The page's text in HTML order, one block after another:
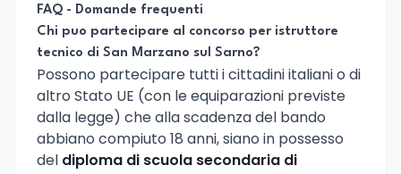
FAQ - Domande frequenti
Chi puo partecipare al concorso per istruttore
tecnico di San Marzano sul Sarno?
Possono partecipare tutti i cittadini italiani o di
altro Stato UE (con le equiparazioni previste
dalla legge) che alla scadenza del bando
abbiano compiuto 18 anni, siano in possesso
del diploma di scuola secondaria di